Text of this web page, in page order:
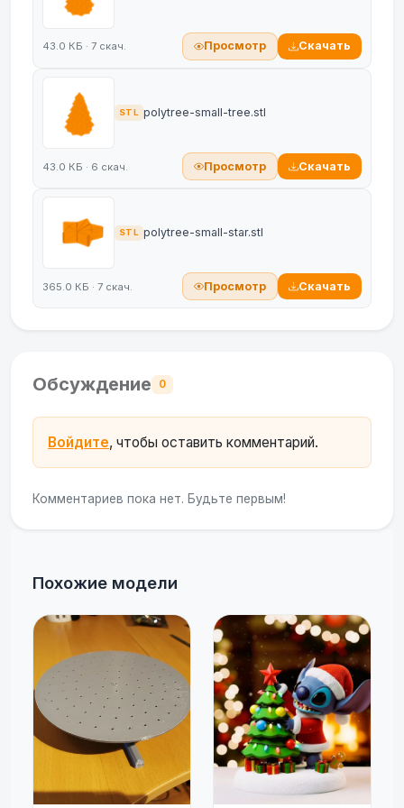
43.0 КБ · 7 скач. Просмотр Скачать
STL polytree-small-tree.stl
43.0 КБ · 6 скач. Просмотр Скачать
STL polytree-small-star.stl
365.0 КБ · 7 скач. Просмотр Скачать
Обсуждение 0
Войдите, чтобы оставить комментарий.
Комментариев пока нет. Будьте первым!
Похожие модели